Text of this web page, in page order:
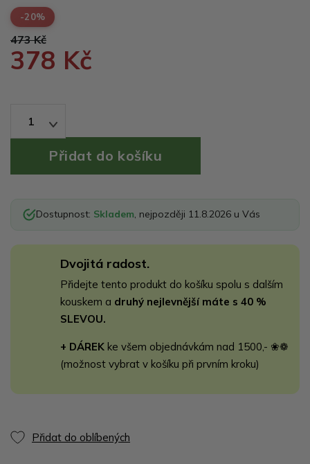
-20%
473 Kč
378 Kč
1
Dostupnost: Skladem, nejpozději 11.8.2026 u Vás
Dvojitá radost.
Přidejte tento produkt do košíku spolu s dalším
kouskem a druhý nejlevnější máte s 40 %
SLEVOU.
+ DÁREK ke všem objednávkám nad 1500,- ❀❁
(možnost vybrat v košíku při prvním kroku)
Přidat do oblíbených